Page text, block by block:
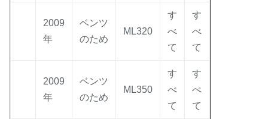
2009
年
ベンツ
のため
ML320
す
べ
て
す
べ
て
2009
年
ベンツ
のため
ML350
す
べ
て
す
べ
て